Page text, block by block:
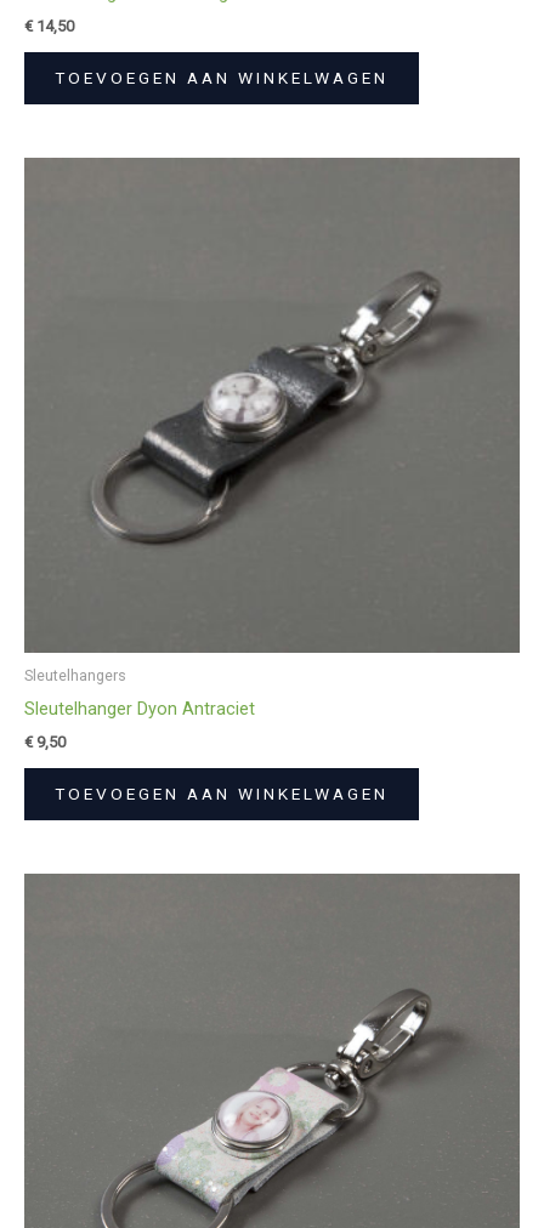
€14,50
TOEVOEGEN AAN WINKELWAGEN
Sleutelhangers
Sleutelhanger Dyon Antraciet
€9,50
TOEVOEGEN AAN WINKELWAGEN